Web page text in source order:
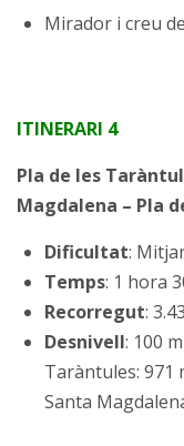
Mirador i creu
ITINERARI 4
Pla de les
Magdalena – Pla
Dificultat:
Temps: 1 hora
Recorregut:
Desnivell: 100
Taràntules: 971
Santa